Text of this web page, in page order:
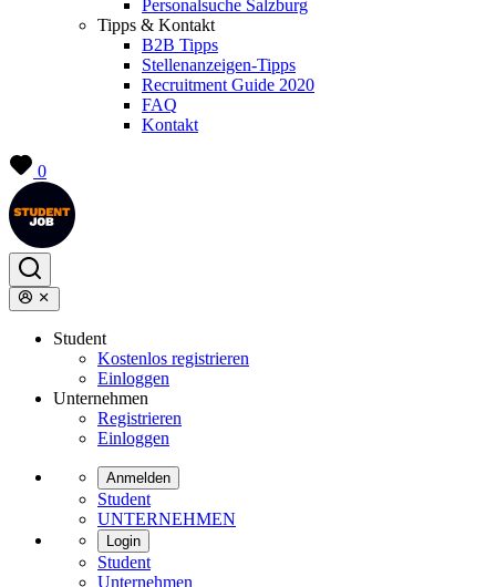
Personalsuche Salzburg
Tipps & Kontakt
B2B Tipps
Stellenanzeigen-Tipps
Recruitment Guide 2020
FAQ
Kontakt
0
Student
Kostenlos registrieren
Einloggen
Unternehmen
Registrieren
Einloggen
Anmelden
Student
UNTERNEHMEN
Login
Student
Unternehmen